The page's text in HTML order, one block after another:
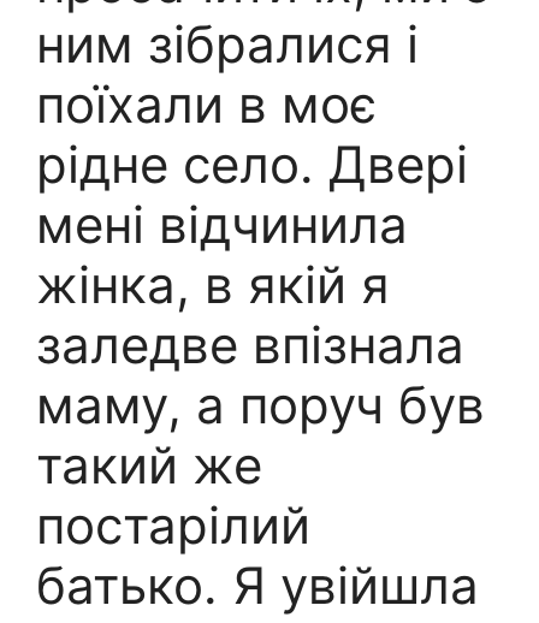
ним зібралися і
поїхали в моє
рідне село. Двері
мені відчинила
жінка, в якій я
заледве впізнала
маму, а поруч був
такий же
постарілий
батько. Я увійшла